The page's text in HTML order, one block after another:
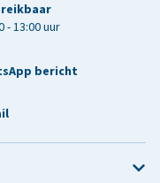
- 13:00 uur
bericht